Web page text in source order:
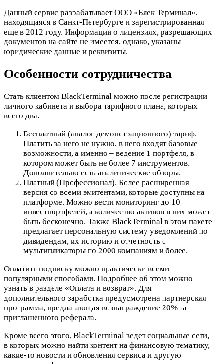
Данный сервис разрабатывает ООО «Блек Терминал»,
находящаяся в Санкт-Петербурге и зарегистрированная
еще в 2012 году. Информации о лицензиях, разрешающих
документов на сайте не имеется, однако, указаны
юридические данные и реквизиты.
Особенности сотрудничества
Стать клиентом BlackTerminal можно после регистрации
личного кабинета и выбора тарифного плана, которых
всего два:
Бесплатный (аналог демонстрационного) тариф.
Платить за него не нужно, в него входят базовые
возможности, а именно – ведение 1 портфеля, в
котором может быть не более 7 инструментов.
Дополнительно есть аналитические обзоры.
Платный (Профессионал). Более расширенная
версия со всеми эмитентами, которые доступны на
платформе. Можно вести мониторинг до 10
инвестпортфелей, а количество активов в них может
быть бесконечно. Также BlackTerminal в этом пакете
предлагает персональную систему уведомлений по
дивидендам, их историю и отчетность с
мультипликаторы по 2000 компаниям и более.
Оплатить подписку можно практически всеми
популярными способами. Подробнее об этом можно
узнать в разделе «Оплата и возврат». Для
дополнительного заработка предусмотрена партнерская
программа, предлагающая вознаграждение 20% за
приглашенного реферала.
Кроме всего этого, BlackTerminal ведет социальные сети,
в которых можно найти контент на финансовую тематику,
какие-то новости и обновления сервиса и другую